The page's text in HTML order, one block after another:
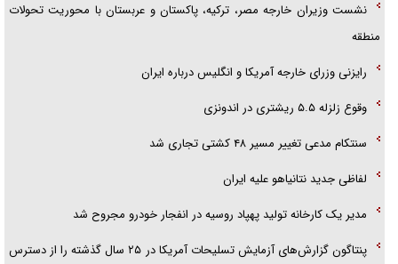
نشست وزیران خارجه مصر، ترکیه، پاکستان و عربستان با محوریت تحولات
منطقه
رایزنی وزرای خارجه آمریکا و انگلیس درباره ایران
وقوع زلزله ۵.۵ ریشتری در اندونزی
سنتکام مدعی تغییر مسیر ۴۸ کشتی تجاری شد
لفاظی جدید نتانیاهو علیه ایران
مدیر یک کارخانه تولید پهپاد روسیه در انفجار خودرو مجروح شد
پنتاگون گزارش‌های آزمایش تسلیحات آمریکا در ۲۵ سال گذشته را از دسترس